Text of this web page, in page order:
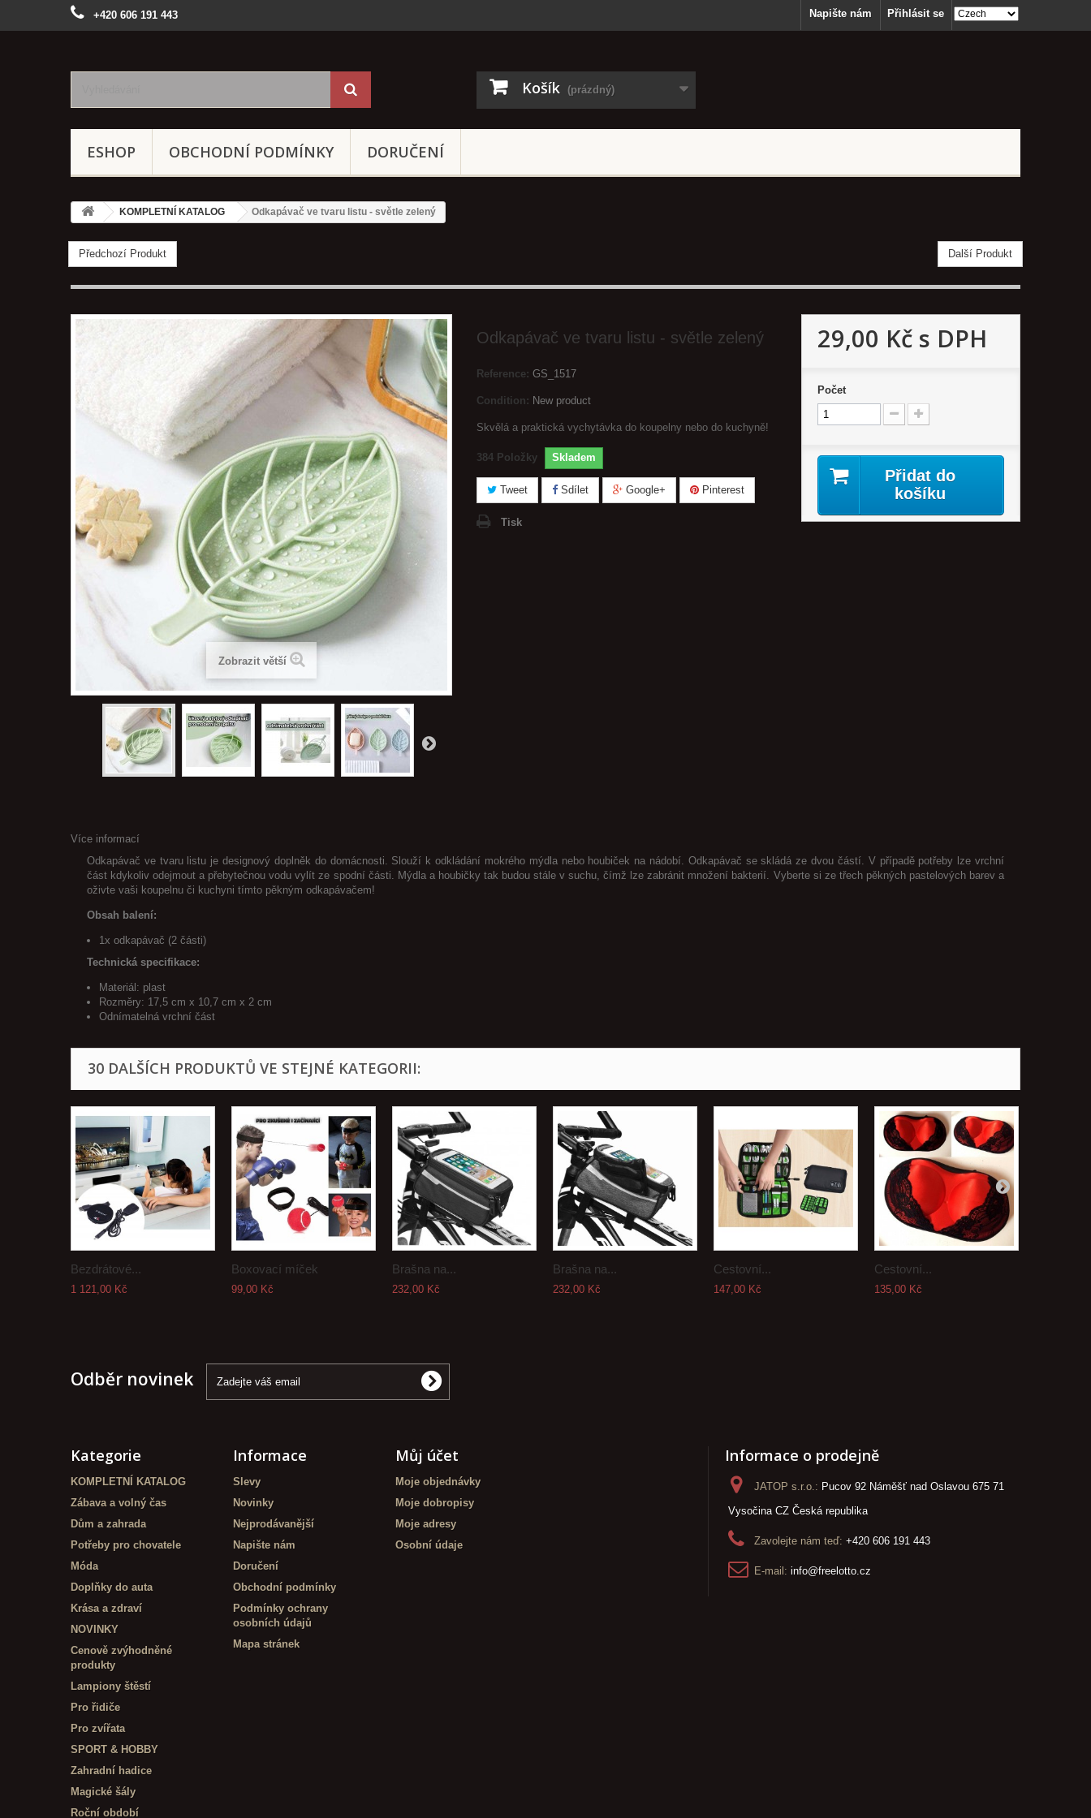
Přihlásit se
Napište nám
+420 606 191 443
Košík (prázdný)
ESHOP OBCHODNÍ PODMÍNKY DORUČENÍ
KOMPLETNÍ KATALOG Odkapávač ve tvaru listu - světle zelený
Předchozí Produkt Další Produkt
Zobrazit větší
Odkapávač ve tvaru listu - světle zelený
Reference: GS_1517
Condition: New product
Skvělá a praktická vychytávka do koupelny nebo do kuchyně!
384 Položky Skladem
Tweet Sdílet Google+ Pinterest
Tisk
29,00 Kčs DPH
Počet
Přidat do
košíku
Více informací
Odkapávač ve tvaru listu je designový doplněk do domácnosti. Slouží k odkládání mokrého mýdla nebo houbiček na nádobí. Odkapávač se skládá ze dvou částí. V případě potřeby lze vrchní
část kdykoliv odejmout a přebytečnou vodu vylít ze spodní části. Mýdla a houbičky tak budou stále v suchu, čímž lze zabránit množení bakterií. Vyberte si ze třech pěkných pastelových barev a
oživte vaši koupelnu či kuchyni tímto pěkným odkapávačem!
Obsah balení:
1x odkapávač (2 části)
Technická specifikace:
Materiál: plast
Rozměry: 17,5 cm x 10,7 cm x 2 cm
Odnímatelná vrchní část
30 DALŠÍCH PRODUKTŮ VE STEJNÉ KATEGORII:
Bezdrátové...
1 121,00 Kč
Boxovací míček
99,00 Kč
Brašna na...
232,00 Kč
Brašna na...
232,00 Kč
Cestovní...
147,00 Kč
Cestovní...
135,00 Kč
Odběr novinek
Kategorie
KOMPLETNÍ KATALOG
Zábava a volný čas
Dům a zahrada
Potřeby pro chovatele
Móda
Doplňky do auta
Krása a zdraví
NOVINKY
Cenově zvýhodněné
produkty
Lampiony štěstí
Pro řidiče
Pro zvířata
SPORT & HOBBY
Zahradní hadice
Magické šály
Roční období
Informace
Slevy
Novinky
Nejprodávanější
Napište nám
Doručení
Obchodní podmínky
Podmínky ochrany
osobních údajů
Mapa stránek
Můj účet
Moje objednávky
Moje dobropisy
Moje adresy
Osobní údaje
Informace o prodejně
JATOP s.r.o.: Pucov 92 Náměšť nad Oslavou 675 71
Vysočina CZ Česká republika
Zavolejte nám teď: +420 606 191 443
E-mail: info@freelotto.cz